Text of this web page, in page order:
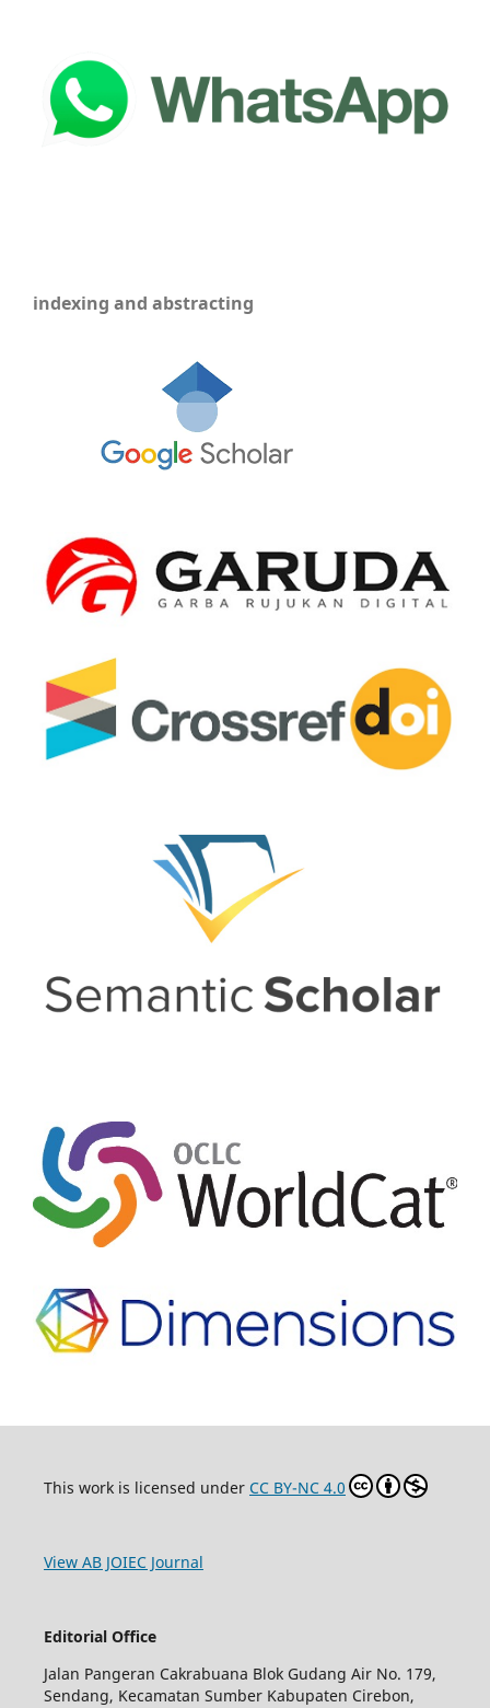
indexing and abstracting
This work is licensed under CC BY-NC 4.0
View AB JOIEC Journal
Editorial Office
Jalan Pangeran Cakrabuana Blok Gudang Air No. 179,
Sendang, Kecamatan Sumber Kabupaten Cirebon,